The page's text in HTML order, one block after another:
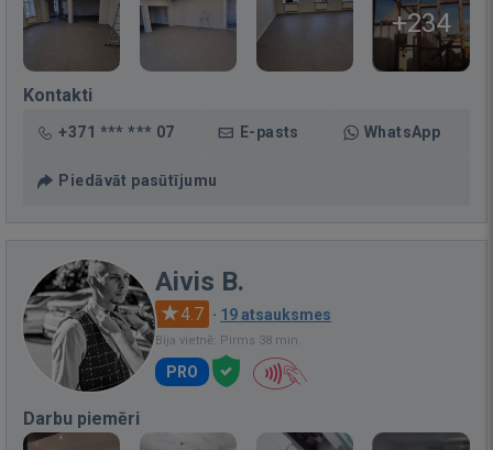
+234
Kontakti
+371 *** *** 07 E-pasts WhatsApp
Piedāvāt pasūtījumu
Aivis B.
4.7 · 19 atsauksmes
Bija vietnē: Pirms 38 min.
PRO
Darbu piemēri